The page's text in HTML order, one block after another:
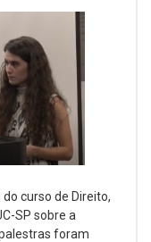
curso de Direito,
SP sobre a
foram